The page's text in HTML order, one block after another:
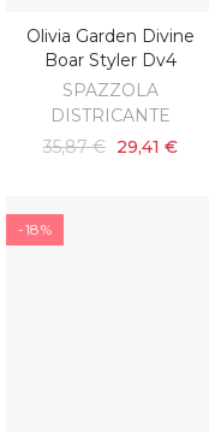
AGGIUNGI AL CARRELLO
Olivia Garden Divine
Boar Styler Dv4
SPAZZOLA
DISTRICANTE
35,87 € 29,41 €
-18%